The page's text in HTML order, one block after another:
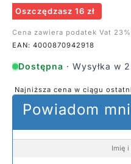
Oszczędzasz 16 zł
Cena zawiera podatek Vat 23%
EAN: 4000870942918
Dostępna · Wysyłka w
Najniższa cena w ciągu
Powiadom